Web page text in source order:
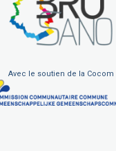
Avec le soutien de la Cocom